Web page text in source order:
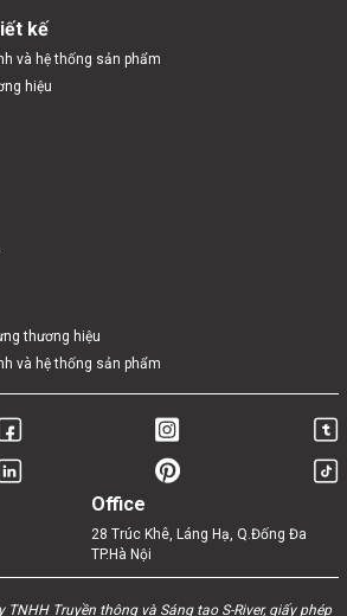
kế
và hệ thống sản phẩm
hiệu
thương hiệu
và hệ thống sản phẩm
Office
28 Trúc Khê, Láng Hạ, Q.Đống Đa
TP.Hà Nội
TNHH Truyền thông và Sáng tạo S-River, giấy phép